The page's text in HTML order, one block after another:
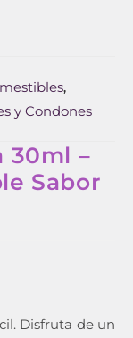
,
y Condones
30ml –
Sabor
Disfruta de un